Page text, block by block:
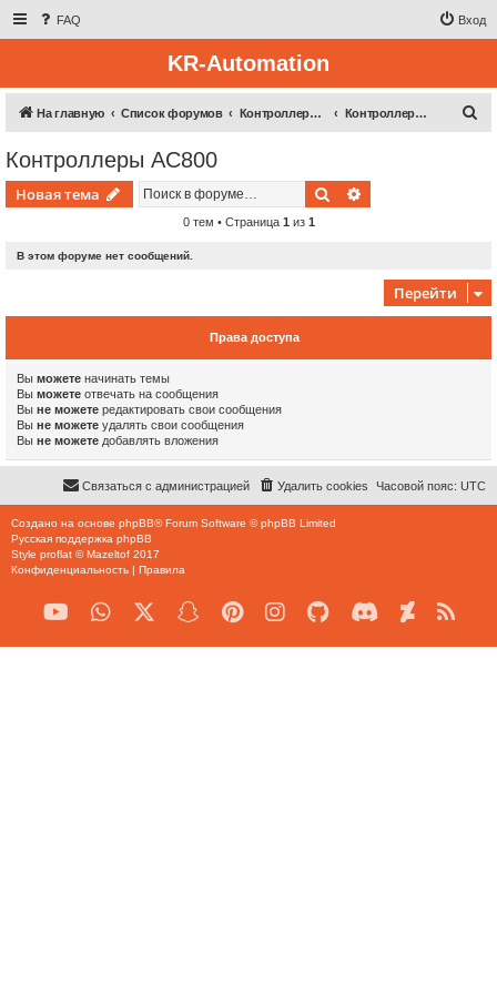
FAQ Вход
KR-Automation
На главную Список форумов Контроллерная техника Контроллеры AC800
Контроллеры AC800
Новая тема Поиск
0 тем • Страница 1 из 1
В этом форуме нет сообщений.
Перейти
Права доступа
Вы можете начинать темы
Вы можете отвечать на сообщения
Вы не можете редактировать свои сообщения
Вы не можете удалять свои сообщения
Вы не можете добавлять вложения
Часовой пояс: UTC
Удалить cookies
Связаться с администрацией
Создано на основе phpBB® Forum Software © phpBB Limited
Русская поддержка phpBB
Style proflat ©Mazeltof 2017
Конфиденциальность | Правила